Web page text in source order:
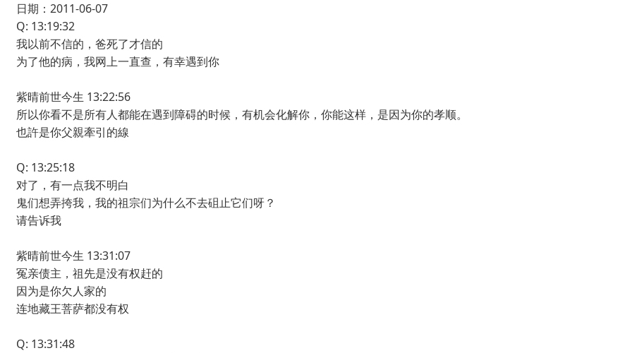
日期：2011-06-07
Q: 13:19:32
我以前不信的，爸死了才信的
为了他的病，我网上一直查，有幸遇到你
紫晴前世今生 13:22:56
所以你看不是所有人都能在遇到障碍的时候，有机会化解你，你能这样，是因为你的孝顺。
也許是你父親牽引的線
Q: 13:25:18
对了，有一点我不明白
鬼们想弄挎我，我的祖宗们为什么不去砠止它们呀？
请告诉我
紫晴前世今生 13:31:07
冤亲债主，祖先是没有权赶的
因为是你欠人家的
连地藏王菩萨都没有权
Q: 13:31:48